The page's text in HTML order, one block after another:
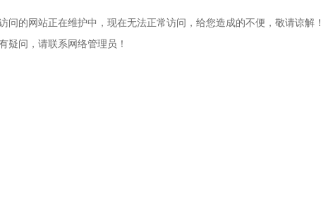
问的网站正在维护中，现在无法正常访问，给您造成的不便，敬请谅解！
疑问，请联系网络管理员！